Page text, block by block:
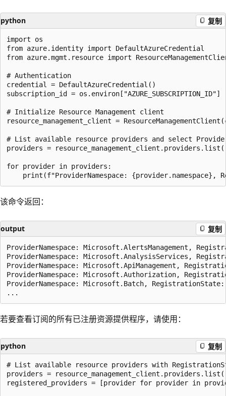
python 复制
import os
from azure.identity import DefaultAzureCredential
from azure.mgmt.resource import
# Authentication
credential = DefaultAzureCredential()
subscription_id =
# Initialize Resource Management client
resource_management_client =
# List available resource providers and select
providers =
for provider in providers:
该命令返回：
output 复制
ProviderNamespace: Microsoft.AlertsManagement,
ProviderNamespace: Microsoft.AnalysisServices,
ProviderNamespace: Microsoft.ApiManagement,
ProviderNamespace: Microsoft.Authorization,
ProviderNamespace: Microsoft.Batch,
若要查看订阅的所有已注册资源提供程序，请使用：
python 复制
# List available resource providers with
providers =
registered_providers = [provider for provider in